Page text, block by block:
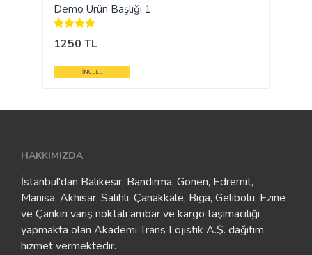
Demo Ürün Başlığı 1
1250 TL
İNCELE
HAKKIMIZDA
İstanbul'dan Balıkesir, Bandırma, Gönen, Edremit,
Manisa, Akhisar, Salihli, Çanakkale, Biga, Gelibolu, Ezine
ve Çankırı varış noktalı ambar ve kargo taşımacılığı
yapmakta olan Akademi Trans Lojistik A.Ş. dağıtım
hizmet vermektedir.